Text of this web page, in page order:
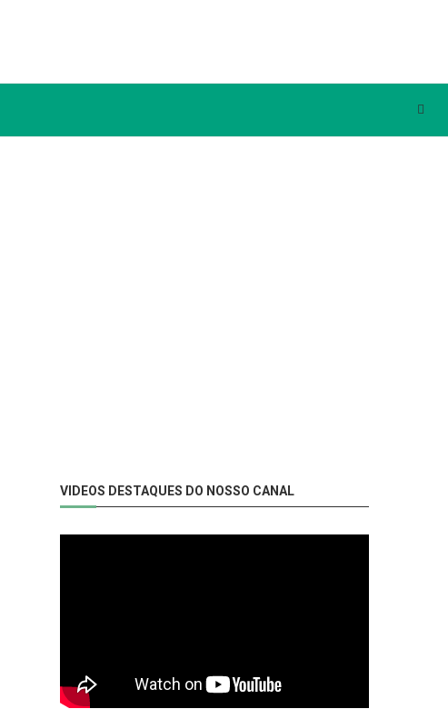
VIDEOS DESTAQUES DO NOSSO CANAL